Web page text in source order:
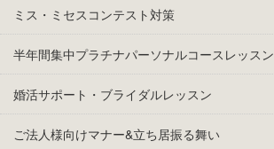
ミス・ミセスコンテスト対策
半年間集中プラチナパーソナルコースレッスン
婚活サポート・ブライダルレッスン
ご法人様向けマナー&立ち居振る舞い